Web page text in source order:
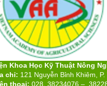
Khoa Học Kỹ Thuật Nông
chỉ: 121 Nguyễn Bỉnh Khiêm,
thoại: 028. 38234076 –